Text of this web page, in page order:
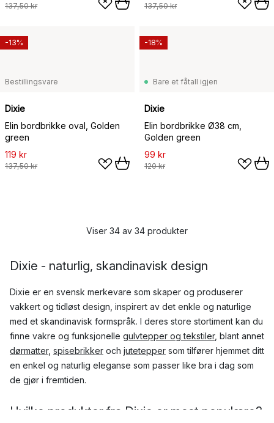
137,50 kr 137,50 kr
Bestillingsvare
Dixie
Elin bordbrikke oval, Golden
green
119 kr
137,50 kr
-13%
Bare et fåtall igjen
Dixie
Elin bordbrikke Ø38 cm,
Golden green
99 kr
120 kr
-18%
Viser 34 av 34 produkter
Dixie - naturlig, skandinavisk design
Dixie er en svensk merkevare som skaper og produserer
vakkert og tidløst design, inspirert av det enkle og naturlige
med et skandinavisk formspråk. I deres store stortiment kan du
finne vakre og funksjonelle gulvtepper og tekstiler, blant annet
dørmatter, spisebrikker och jutetepper som tilfører hjemmet ditt
en enkel og naturlig eleganse som passer like bra i dag som
de gjør i fremtiden.
Hvilke produkter fra Dixie er mest populære?